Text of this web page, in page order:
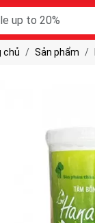
chủ Sản phẩm